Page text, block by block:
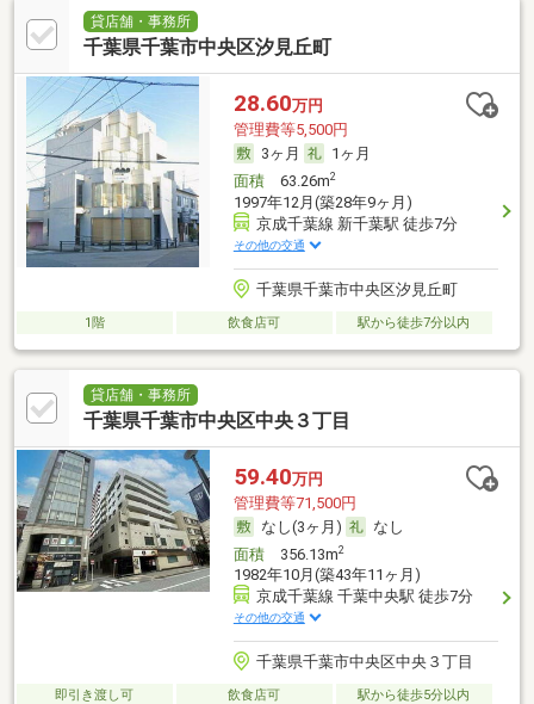
貸店舗・事務所
千葉県千葉市中央区汐見丘町
28.60万円
管理費等5,500円
3ヶ月
1ヶ月
面積63.26m2
1997年12月(築28年9ヶ月)
京成千葉線 新千葉駅 徒歩7分
その他の交通
千葉県千葉市中央区汐見丘町
1階 飲食店可 駅から徒歩7分以内
貸店舗・事務所
千葉県千葉市中央区中央３丁目
59.40万円
管理費等71,500円
なし(3ヶ月)
なし
面積356.13m2
1982年10月(築43年11ヶ月)
京成千葉線 千葉中央駅 徒歩7分
その他の交通
千葉県千葉市中央区中央３丁目
即引き渡し可 飲食店可
駅から徒歩5分以内